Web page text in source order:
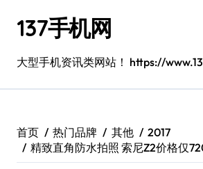
137手机网
大型手机资讯类网站！ https://
首页 热门品牌 其他
2017
精致直角防水拍照 索尼Z2价格仅